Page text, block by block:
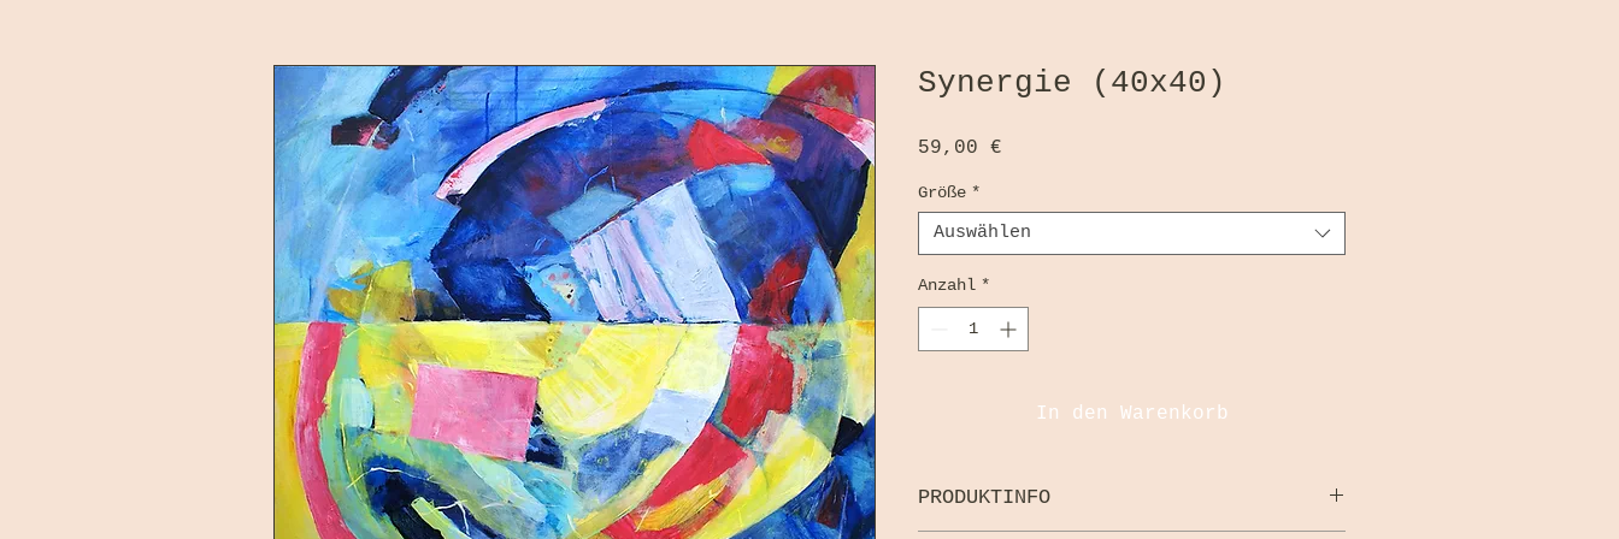
Synergie (40x40)
59,00 €
Größe *
Auswählen
Anzahl *
In den Warenkorb
PRODUKTINFO